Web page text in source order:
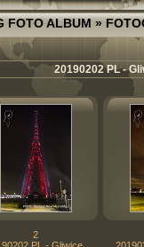
FOTO ALBUM»
20190202 PL -
2